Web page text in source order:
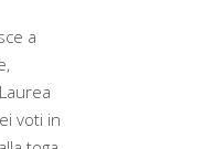
a
voti in